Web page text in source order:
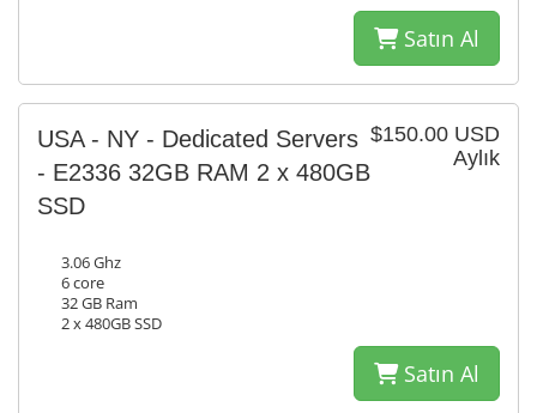
Satın Al
$150.00 USD
Aylık
USA - NY - Dedicated Servers
- E2336 32GB RAM 2 x 480GB
SSD
3.06 Ghz
6 core
32 GB Ram
2 x 480GB SSD
Satın Al